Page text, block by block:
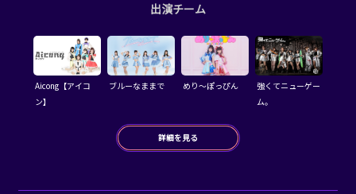
出演チーム
Aicong【アイコ
ン】
ブルーなままで めり～ぽっぴん
強くてニューゲー
ム。
詳細を見る